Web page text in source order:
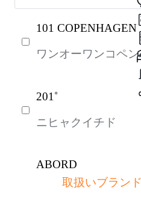
チェア・椅子
テーブル・デスク
パーソナルブース・集中ブース
オフィスアクセサリー・備品
101 COPENHAGEN
ワンオーワンコペン
201˚
ニヒャクイチド
ABORD
アボール
取扱いブラン